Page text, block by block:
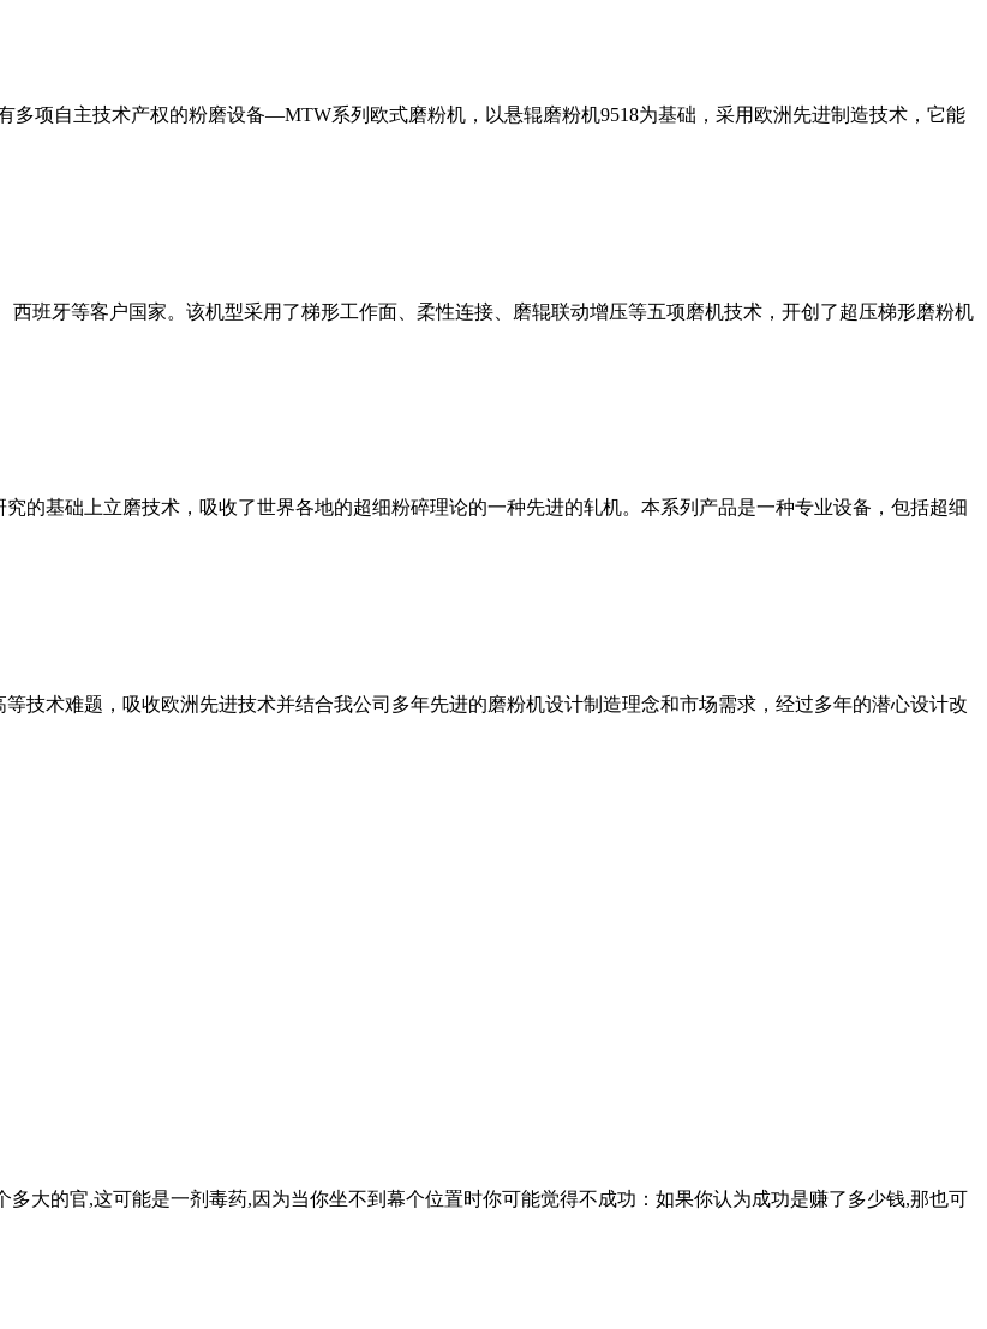
项自主技术产权的粉磨设备—MTW系列欧式磨粉机，以悬辊磨粉机9518为基础，采用欧洲先进制造技术，它能
班牙等客户国家。该机型采用了梯形工作面、柔性连接、磨辊联动增压等五项磨机技术，开创了超压梯形磨粉机
的基础上立磨技术，吸收了世界各地的超细粉碎理论的一种先进的轧机。本系列产品是一种专业设备，包括超细
技术难题，吸收欧洲先进技术并结合我公司多年先进的磨粉机设计制造理念和市场需求，经过多年的潜心设计改
大的官,这可能是一剂毒药,因为当你坐不到幕个位置时你可能觉得不成功：如果你认为成功是赚了多少钱,那也可